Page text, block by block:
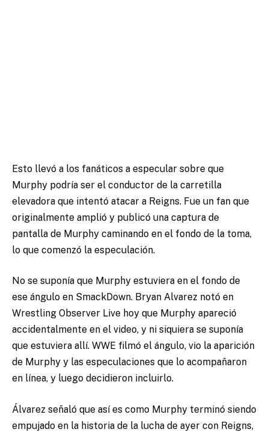
Esto llevó a los fanáticos a especular sobre que
Murphy podría ser el conductor de la carretilla
elevadora que intentó atacar a Reigns. Fue un fan que
originalmente amplió y publicó una captura de
pantalla de Murphy caminando en el fondo de la toma,
lo que comenzó la especulación.
No se suponía que Murphy estuviera en el fondo de
ese ángulo en SmackDown. Bryan Alvarez notó en
Wrestling Observer Live hoy que Murphy apareció
accidentalmente en el video, y ni siquiera se suponía
que estuviera allí. WWE filmó el ángulo, vio la aparición
de Murphy y las especulaciones que lo acompañaron
en línea, y luego decidieron incluirlo.
Álvarez señaló que así es como Murphy terminó siendo
empujado en la historia de la lucha de ayer con Reigns,